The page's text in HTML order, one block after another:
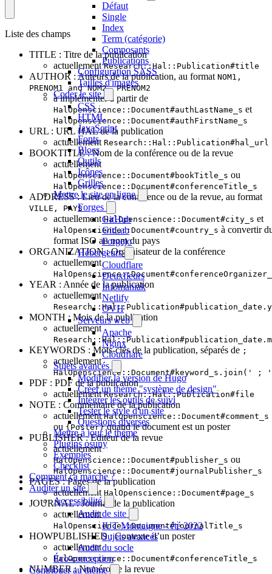
Défaut
Single
Index
Term (catégorie)
Composants
Publications
Configuration SASS
Tailles d'images
Coder le site
CSS
HTML
JavaScript
Fonts
Blocs
Outils
Icônes
Grilles
Mettre le site en ligne
Forges
GitHub
GitLab
Forgejo
Hébergeurs
Cloudflare
Deuxfleurs
Infomaniak
Netlify
OVH
Serveurs web
Apache
Nginx
Cloudflare
Sujets avancés
Modifier la version de Hugo
Créer un thème "système de design"
Intégrer les outils de suivi
Tester le style d'un site
Questions diverses
Mettre à jour le thème
Plugins osuny
Exemples
Checklist
Comment ça marche ?
Auditer un site
Accessibilité
Audit de site
IUT Montaigne - été 2022
Sujets avancés
Audit du socle
Éco-conception
Contribuer au thème
Liste des champs
TITLE : Titre de la publication
actuellementResearch::Hal::Publication#title
AUTHOR : Auteurs de la publication, au format NOM1,
PRENOM1 and NOM2, PRENOM2
à implémenter à partir de
HalOpenscience::Document#authLastName_s et
HalOpenscience::Document#authFirstName_s
URL : URL HAL de la publication
actuellement Research::Hal::Publication#hal_url
BOOKTITLE : Nom de la conférence ou de la revue
actuellement
HalOpenscience::Document#bookTitle_s ou
HalOpenscience::Document#conferenceTitle_s
ADDRESS : Lieu de la conférence ou de la revue, au format
VILLE, PAYS
actuellementHalOpenscience::Document#city_s et
HalOpenscience::Document#country_s à convertir
format ISO au nom du pays
ORGANIZATION : Organisateur de la conférence
actuellement
YEAR : Année de la publication
actuellement
MONTH : Mois de la publication
actuellement
KEYWORDS : Mots-clés de la publication, séparés de ;
actuellement
HalOpenscience::Document#keyword_s.join(' ;
PDF : PDF de la publication
actuellementResearch::Hal::Publication#file
NOTE : Commentaire de la publication
actuellementHalOpenscience::Document#comment_s
ou {Poster}quand le document est un poster
PUBLISHER : Editeur de la revue
actuellement
HalOpenscience::Document#publisher_s ou
HalOpenscience::Document#journalPublisher_s
PAGES : Pages de la publication
actuellement HalOpenscience::Document#page_s
JOURNAL : Journal de la publication
actuellement
HalOpenscience::Document#journalTitle_s
HOWPUBLISHED : Contexte d’un poster
actuellement
HalOpenscience::Document#conferenceTitle_s
NUMBER : Numéro de la revue